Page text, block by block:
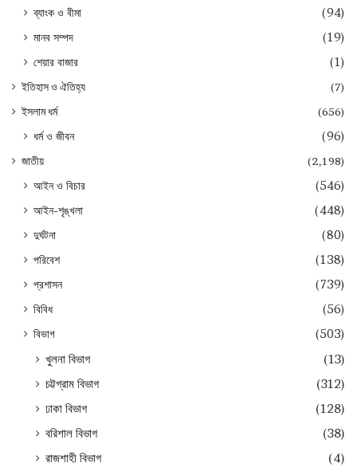
ব্যাংক ও বীমা
(94)
মানব সম্পদ
(19)
শেয়ার বাজার
(1)
ইতিহাস ও ঐতিহ্য
(7)
ইসলাম ধর্ম
(656)
ধর্ম ও জীবন (96)
জাতীয় (2,198)
আইন ও বিচার
(546)
আইন-শৃঙ্খলা
(448)
দুর্ঘটনা
(80)
পরিবেশ
(138)
প্রশাসন
(739)
বিবিধ
(56)
বিভাগ
(503)
খুলনা বিভাগ
(13)
চট্টগ্রাম বিভাগ
(312)
ঢাকা বিভাগ
(128)
বরিশাল বিভাগ
(38)
রাজশাহী বিভাগ
(4)